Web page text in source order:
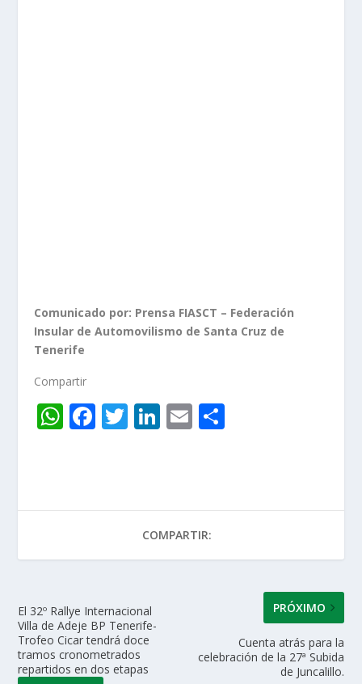
Comunicado por: Prensa FIASCT – Federación
Insular de Automovilismo de Santa Cruz de
Tenerife
Compartir
W
A
p
F
o
k
T Li
dI
n
E
ar
r
COMPARTIR:
El 32º Rallye Internacional
Villa de Adeje BP Tenerife-
Trofeo Cicar tendrá doce
tramos cronometrados
repartidos en dos etapas
PRÓXIMO
Cuenta atrás para la
celebración de la 27ª Subida
de Juncalillo.